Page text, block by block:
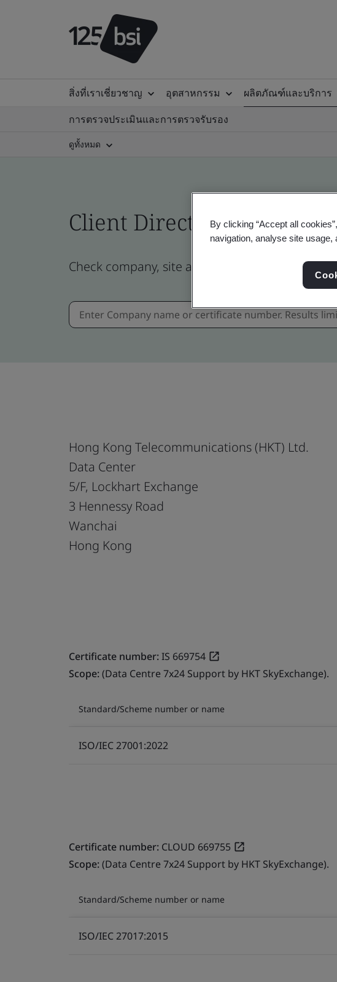
สิ่งที่เราเชี่ยวชาญ อุตสาหกรรม ผลิตภัณฑ์และบริการ
การตรวจประเมินและการตรวจรับรอง
ดูทั้งหมด
Client Directory profile
Check company, site and product certificates -
Hong Kong Telecommunications (HKT) Ltd.
Data Center
5/F, Lockhart Exchange
3 Hennessy Road
Wanchai
Hong Kong
Certificate number:IS 669754
Scope:(Data Centre 7x24 Support by HKT SkyExchange).
Standard/Scheme number or name
ISO/IEC 27001:2022
Certificate number: CLOUD 669755
Scope:(Data Centre 7x24 Support by HKT SkyExchange).
Standard/Scheme number or name
ISO/IEC 27017:2015
By clicking “Accept all
navigation, analyse site